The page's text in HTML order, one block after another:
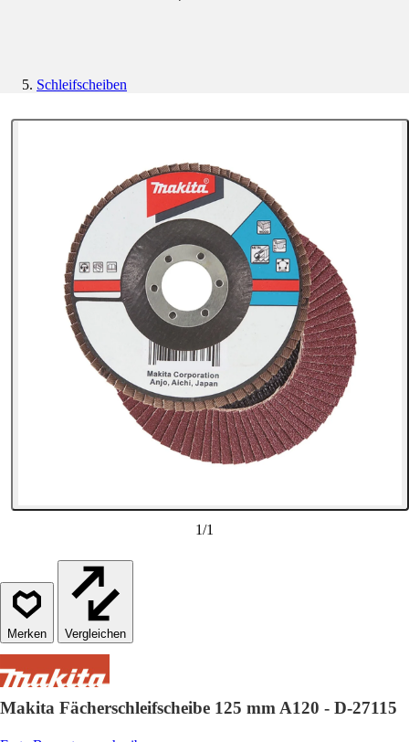
Schleifscheiben
1/1
Vergleichen
Makita Fächerschleifscheibe 125 mm A120 - D-27115